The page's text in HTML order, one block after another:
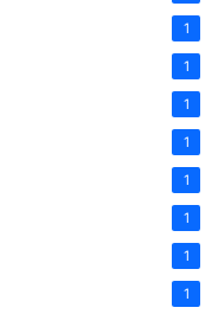
1
1
1
1
1
1
1
1